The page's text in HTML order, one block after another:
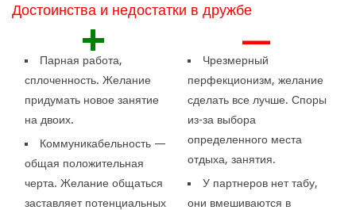
Достоинства и недостатки в дружбе
+
Парная работа,
сплоченность. Желание
придумать новое занятие
на двоих.
Коммуникабельность —
общая положительная
черта. Желание общаться
заставляет потенциальных
—
Чрезмерный
перфекционизм, желание
сделать все лучше. Споры
из-за выбора
определенного места
отдыха, занятия.
У партнеров нет табу,
они вмешиваются в